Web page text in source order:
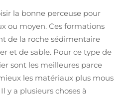
la bonne perceuse pour
ou moyen. Ces formations
de la roche sédimentaire
et de sable. Pour ce type de
sont les meilleures parce
les matériaux plus mous
y a plusieurs choses à